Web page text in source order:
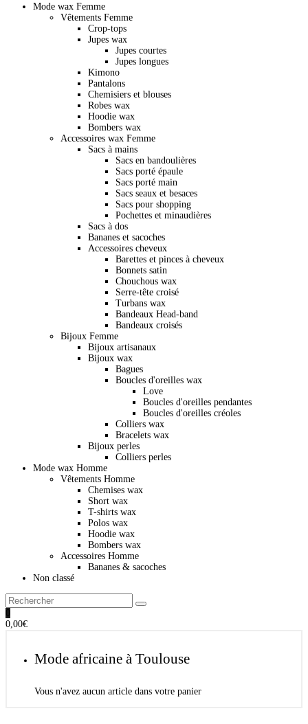
Mode wax Femme
Vêtements Femme
Crop-tops
Jupes wax
Jupes courtes
Jupes longues
Kimono
Pantalons
Chemisiers et blouses
Robes wax
Hoodie wax
Bombers wax
Accessoires wax Femme
Sacs à mains
Sacs en bandoulières
Sacs porté épaule
Sacs porté main
Sacs seaux et besaces
Sacs pour shopping
Pochettes et minaudières
Sacs à dos
Bananes et sacoches
Accessoires cheveux
Barettes et pinces à cheveux
Bonnets satin
Chouchous wax
Serre-tête croisé
Turbans wax
Bandeaux Head-band
Bandeaux croisés
Bijoux Femme
Bijoux artisanaux
Bijoux wax
Bagues
Boucles d'oreilles wax
Love
Boucles d'oreilles pendantes
Boucles d'oreilles créoles
Colliers wax
Bracelets wax
Bijoux perles
Colliers perles
Mode wax Homme
Vêtements Homme
Chemises wax
Short wax
T-shirts wax
Polos wax
Hoodie wax
Bombers wax
Accessoires Homme
Bananes & sacoches
Non classé
0
0,00€
Mode africaine à Toulouse
Vous n'avez aucun article dans votre panier